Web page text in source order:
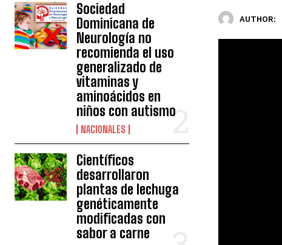
Sociedad
Dominicana de
Neurología no
recomienda el uso
generalizado de
vitaminas y
aminoácidos en
niños con autismo
NACIONALES
Científicos
desarrollaron
plantas de lechuga
genéticamente
modificadas con
sabor a carne
AUTHOR: